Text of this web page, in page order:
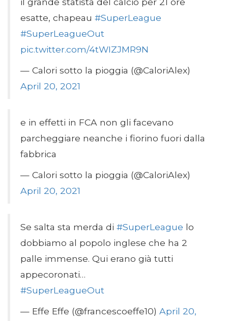
esatte, chapeau #SuperLeague
#SuperLeagueOut
pic.twitter.com/4tWIZJMR9N
— Calori sotto la pioggia (@CaloriAlex)
April 20, 2021
e in effetti in FCA non gli facevano
parcheggiare neanche i fiorino fuori dalla
fabbrica
— Calori sotto la pioggia (@CaloriAlex)
April 20, 2021
Se salta sta merda di #SuperLeague lo
dobbiamo al popolo inglese che ha 2
palle immense. Qui erano già tutti
appecoronati…
#SuperLeagueOut
— Effe Effe (@francescoeffe10) April 20,